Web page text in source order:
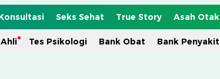
Seks Sehat True Story Asah Otak
Tes Psikologi Bank Obat Bank Penyakit